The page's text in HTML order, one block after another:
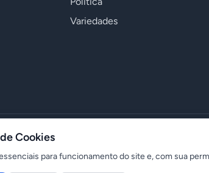
Variedades
Cookies
para funcionamento do site e, com sua